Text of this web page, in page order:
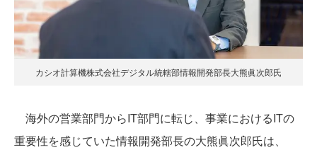
カシオ計算機株式会社デジタル統轄部情報開発部長大熊眞次郎氏
海外の営業部門からIT部門に転じ、事業におけるITの
重要性を感じていた情報開発部長の大熊眞次郎氏は、